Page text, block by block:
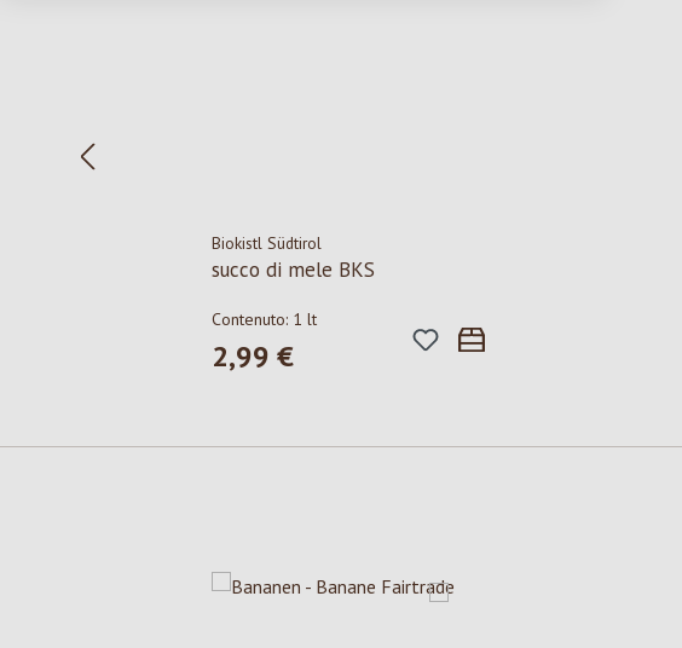
Biokistl Südtirol
succo di mele BKS
Contenuto: 1 lt
Prezzo normale:
2,99 €